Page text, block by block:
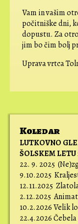
Koledar
LUTKOVNO
ŠOLSKEM LETU
22. 9. 2025
9.10.2025
12.11.2025
2.12.2025
10.2.2026 Velik
22.4.2026
Vam in vašim
počitniške dni,
dopustu. Za
jim bo čim bolj
Uprava vrtca